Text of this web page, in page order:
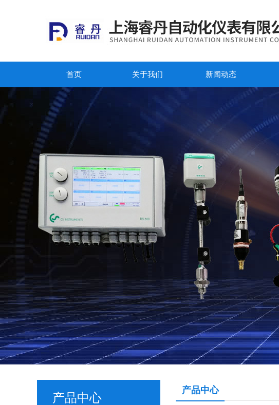
首页 关于我们 新闻动态
产品中心
产品中心